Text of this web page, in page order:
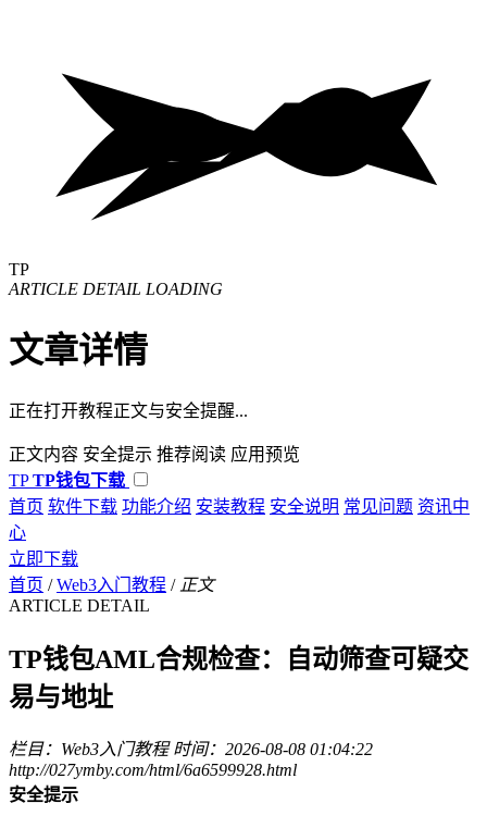
TP
ARTICLE DETAIL LOADING
文章详情
正在打开教程正文与安全提醒...
正文内容 安全提示 推荐阅读 应用预览
TP TP钱包下载
首页 软件下载 功能介绍 安装教程 安全说明 常见问题 资讯中
心
立即下载
首页 / Web3入门教程 / 正文
ARTICLE DETAIL
TP钱包AML合规检查：自动筛查可疑交
易与地址
栏目：Web3入门教程 时间：2026-08-08 01:04:22
http://027ymby.com/html/6a6599928.html
安全提示